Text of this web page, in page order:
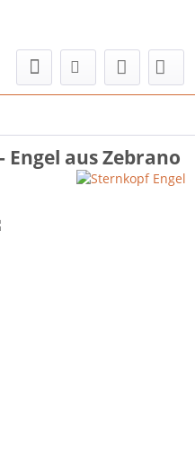
aus Zebrano